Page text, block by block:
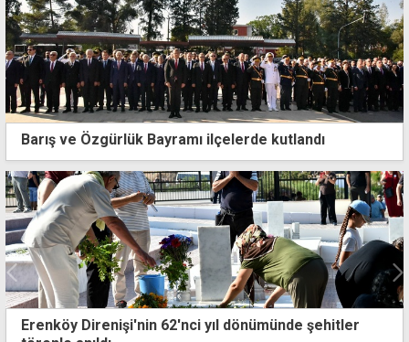
Barış ve Özgürlük Bayramı ilçelerde kutlandı
Ek mesaileri alamayan Güç-Sen'den ay sonuna